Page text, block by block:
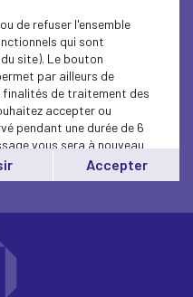
de refuser l'ensemble
qui sont
site). Le bouton
par ailleurs de
finalités de traitement des
accepter ou
pendant une durée de 6
vous sera à nouveau
à tout moment en
Accepter